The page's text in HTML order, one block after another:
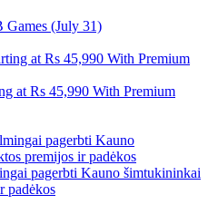
(July 31)
at Rs 45,990 With Premium
pagerbti Kauno šimtukininkai
padėkos